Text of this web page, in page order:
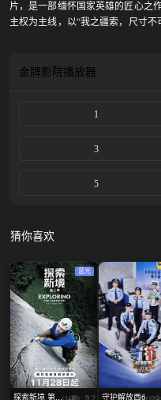
片，是一部缅怀国家英雄的匠心之
主权为主线，以“我之疆索，尺寸不
袤的西北大地，为中华民族立下了
金牌影院播放器
1
3
5
猜你喜欢
蓝光
探索新境 第... 9.2 守护解放西6